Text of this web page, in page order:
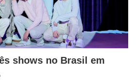
shows no Brasil em